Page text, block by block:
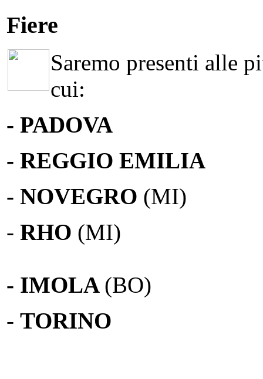
Fiere
Saremo presenti alle
cui:
- PADOVA
- REGGIO EMILIA
- NOVEGRO (MI)
- RHO (MI)
- IMOLA (BO)
- TORINO